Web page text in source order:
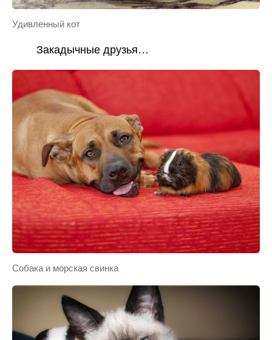
Удивленный кот
Закадычные друзья…
Собака и морская свинка